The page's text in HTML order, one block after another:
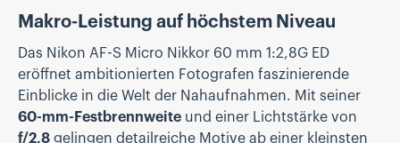
Makro-Leistung auf höchstem Niveau
Das Nikon AF-S Micro Nikkor 60 mm 1:2,8G ED
eröffnet ambitionierten Fotografen faszinierende
Einblicke in die Welt der Nahaufnahmen. Mit seiner
60-mm-Festbrennweite und einer Lichtstärke von
f/2,8 gelingen detailreiche Motive ab einer kleinsten